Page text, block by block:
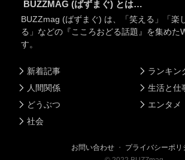
BUZZMAG (ばずまぐ) とは…
BUZZmag (ばずまぐ) は、「笑える」「楽
る」などの『こころおどる話題』を集めた
す。
新着記事
人間関係
どうぶつ
社会
ランキン
生活と仕
エンタメ
お問い合わせ ・ プライバシーポリ